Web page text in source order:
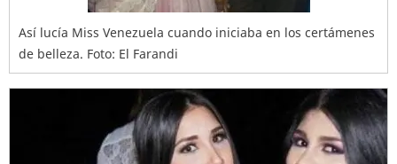
Así lucía Miss Venezuela cuando iniciaba en los certámenes
de belleza. Foto: El Farandi